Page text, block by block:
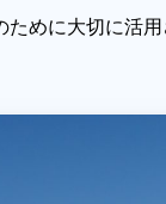
めに大切に活用